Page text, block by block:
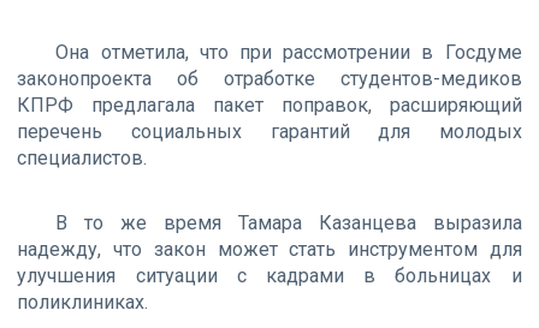
Она отметила, что при рассмотрении в Госдуме
законопроекта об отработке студентов-медиков
КПРФ предлагала пакет поправок, расширяющий
перечень социальных гарантий для молодых
специалистов.
В то же время Тамара Казанцева выразила
надежду, что закон может стать инструментом для
улучшения ситуации с кадрами в больницах и
поликлиниках.